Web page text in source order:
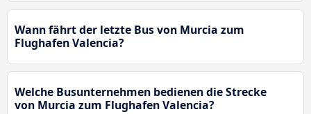
Wann fährt der letzte Bus von Murcia zum
Flughafen Valencia?
Welche Busunternehmen bedienen die Strecke
von Murcia zum Flughafen Valencia?